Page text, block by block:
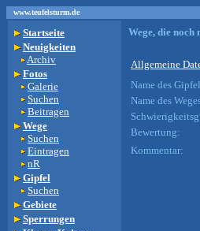
www.teufelsturm.de
Startseite
Neuigkeiten
Archiv
Fotos
Galerie
Suchen
Beitragen
Wege
Suchen
Eintragen
nR
Gipfel
Suchen
Gebiete
Sperrungen
Wege, die
Allgemeine
Name des
Name des
Bewertung:
Kommentar: